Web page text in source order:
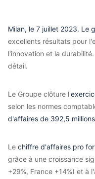
Milan, le 7 juillet 2023. Le
excellents résultats pour
l'innovation et la
détail.
Le Groupe clôture l'
selon les normes
d'affaires de 392,5
Le chiffre d'affaires pro
grâce à une croissance
+29%, France +14%) et à